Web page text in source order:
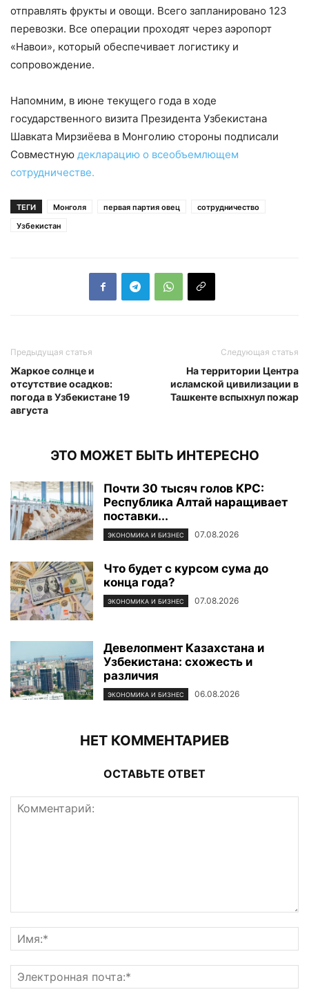
отправлять фрукты и овощи. Всего запланировано 123
перевозки. Все операции проходят через аэропорт
«Навои», который обеспечивает логистику и
сопровождение.
Напомним, в июне текущего года в ходе
государственного визита Президента Узбекистана
Шавката Мирзиёева в Монголию стороны подписали
Совместную декларацию о всеобъемлющем
сотрудничестве.
ТЕГИ Монголя первая партия овец
сотрудничество
Узбекистан
Предыдущая статья
Жаркое солнце и
отсутствие осадков:
погода в Узбекистане 19
августа
Следующая статья
На территории Центра
исламской цивилизации в
Ташкенте вспыхнул пожар
ЭТО МОЖЕТ БЫТЬ ИНТЕРЕСНО
Почти 30 тысяч голов КРС:
Республика Алтай наращивает
поставки...
ЭКОНОМИКА И БИЗНЕС 07.08.2026
Что будет с курсом сума до
конца года?
ЭКОНОМИКА И БИЗНЕС 07.08.2026
Девелопмент Казахстана и
Узбекистана: схожесть и
различия
ЭКОНОМИКА И БИЗНЕС 06.08.2026
НЕТ КОММЕНТАРИЕВ
ОСТАВЬТЕ ОТВЕТ